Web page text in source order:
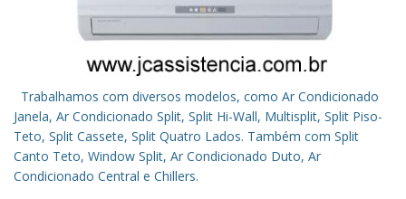
Trabalhamos com diversos modelos, como Ar Condicionado
Janela, Ar Condicionado Split, Split Hi-Wall, Multisplit, Split Piso-
Teto, Split Cassete, Split Quatro Lados. Também com Split
Canto Teto, Window Split, Ar Condicionado Duto, Ar
Condicionado Central e Chillers.